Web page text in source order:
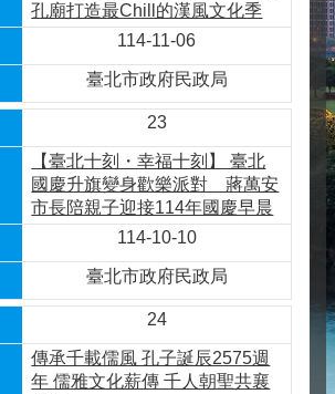
孔廟打造最Chill的漢風文化季
114-11-06
臺北市政府民政局
23
【臺北十刻・幸福十刻】 臺北
國慶升旗變身歡樂派對 蔣萬安
市長陪親子迎接114年國慶早晨
114-10-10
臺北市政府民政局
24
傳承千載儒風 孔子誕辰2575週
年 儒雅文化薪傳 千人朝聖共襄